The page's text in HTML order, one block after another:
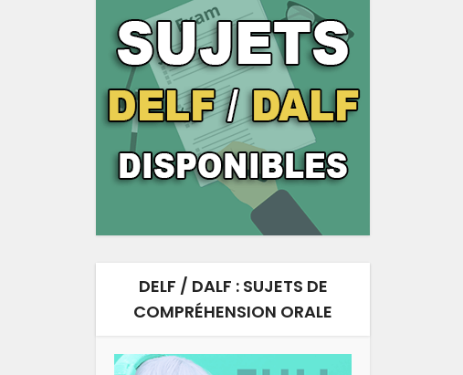
DELF / DALF : SUJETS DE
COMPRÉHENSION ORALE